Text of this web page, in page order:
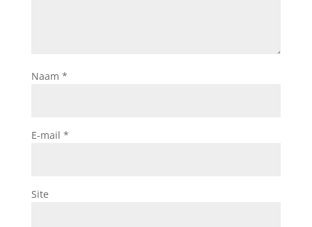
Naam *
E-mail *
Site